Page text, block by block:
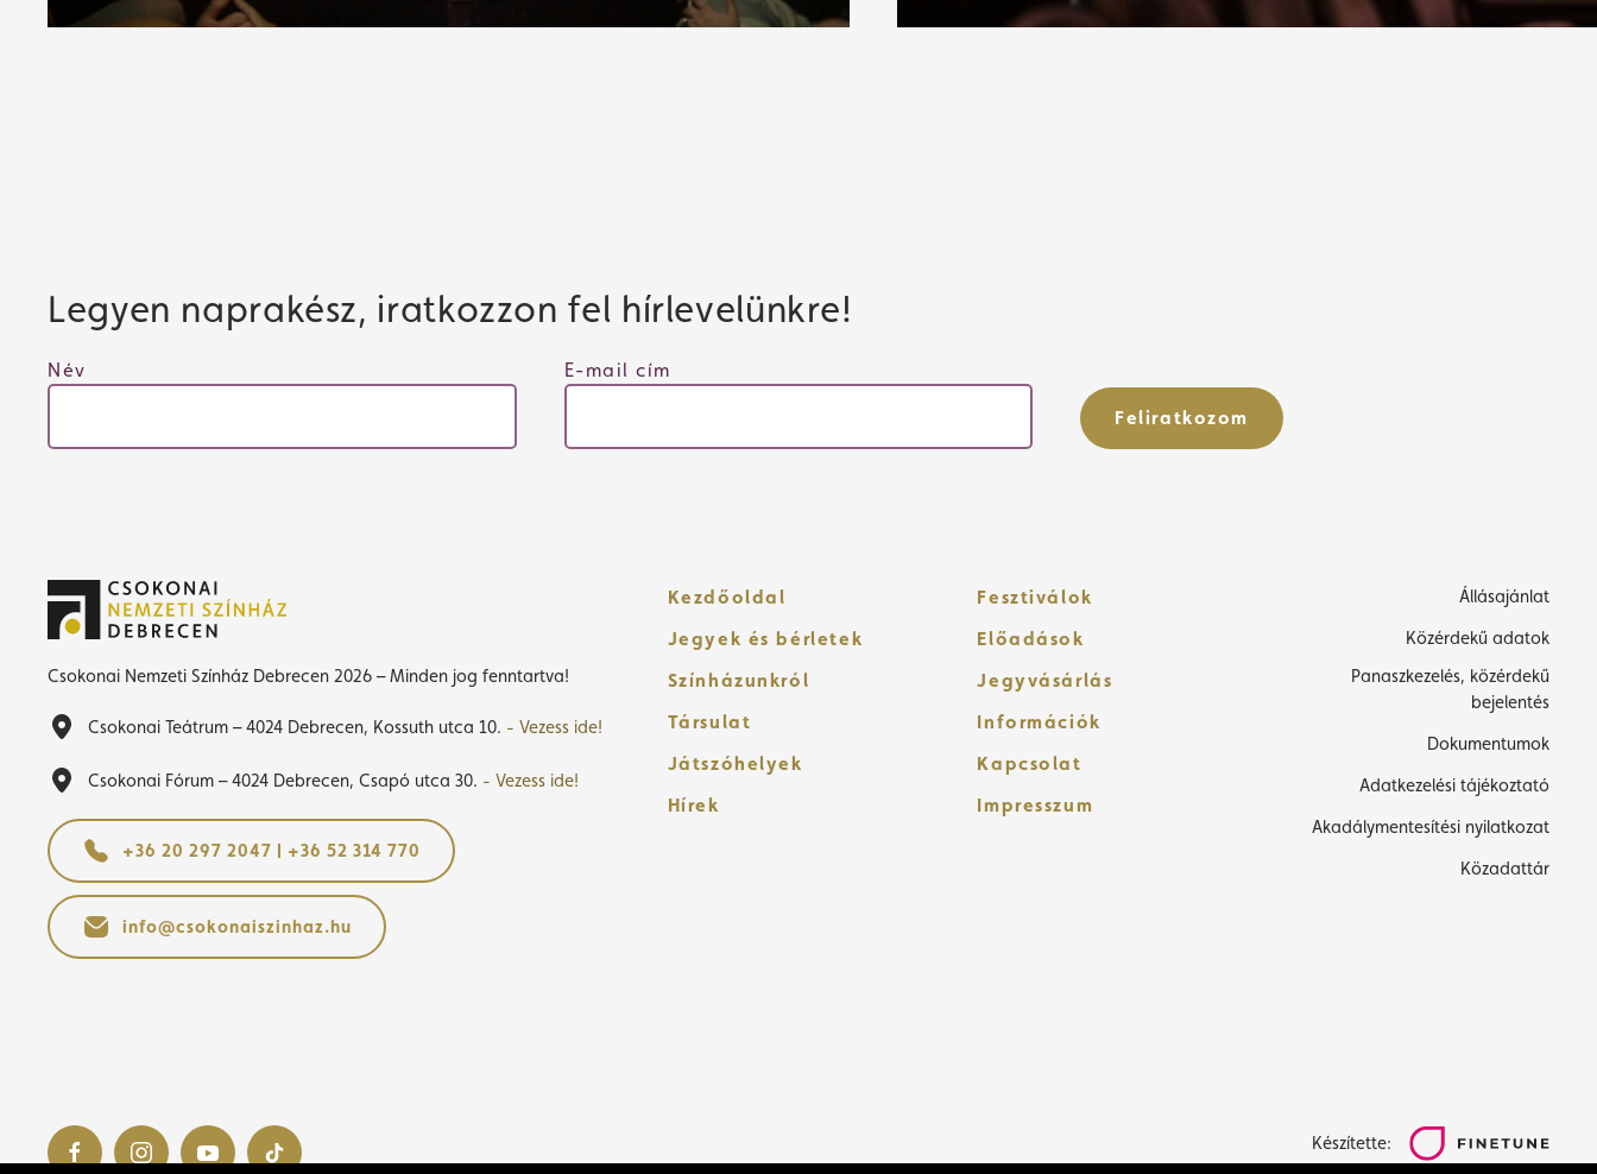
Legyen naprakész, iratkozzon fel hírlevelünkre!
Név E-mail cím
Feliratkozom
Csokonai Nemzeti Színház Debrecen 2026 – Minden jog fenntartva!
Csokonai Teátrum – 4024 Debrecen, Kossuth utca 10. - Vezess ide!
Csokonai Fórum – 4024 Debrecen, Csapó utca 30. - Vezess ide!
+36 20 297 2047 | +36 52 314 770
info@csokonaiszinhaz.hu
Kezdőoldal
Jegyek és bérletek
Színházunkról
Társulat
Játszóhelyek
Hírek
Fesztiválok
Előadások
Jegyvásárlás
Információk
Kapcsolat
Impresszum
Állásajánlat
Közérdekű adatok
Panaszkezelés, közérdekű
bejelentés
Dokumentumok
Adatkezelési tájékoztató
Akadálymentesítési nyilatkozat
Közadattár
Készítette: